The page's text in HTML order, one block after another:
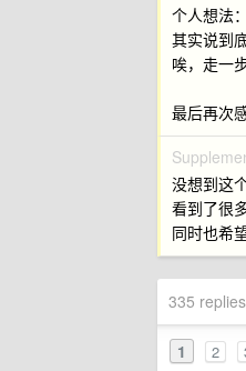
个人想法：
其实说到
唉，走一
最后再次
没想到这
看到了很
同时也希
335 replies
1 2